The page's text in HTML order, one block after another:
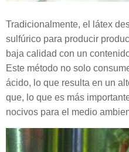
Tradicionalmente, el látex
sulfúrico para producir
baja calidad con un
Este método no solo
ácido, lo que resulta en un
que, lo que es más
nocivos para el medio